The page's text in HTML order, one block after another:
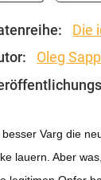
Die
Oleg
besser Varg die
lauern. Aber